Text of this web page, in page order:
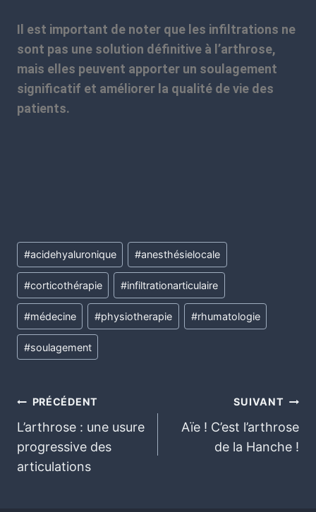
Il est important de noter que les infiltrations ne
sont pas une solution définitive à l’arthrose,
mais elles peuvent apporter un soulagement
significatif et améliorer la qualité de vie des
patients.
#acidehyaluronique #anesthésielocale
#corticothérapie #infiltrationarticulaire
#médecine #physiotherapie #rhumatologie
#soulagement
PRÉCÉDENT
L’arthrose : une usure
progressive des
articulations
SUIVANT
Aïe ! C’est l’arthrose
de la Hanche !